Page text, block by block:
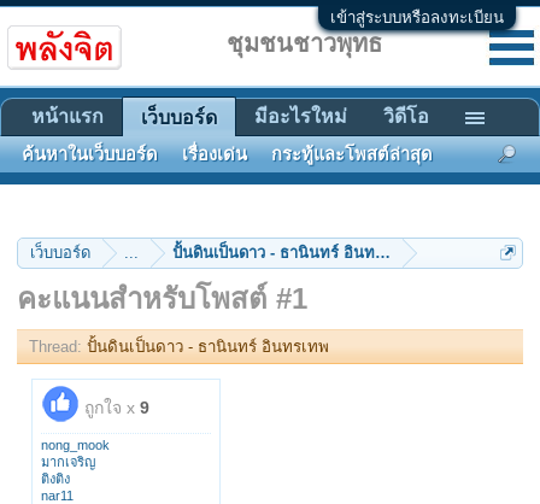
เข้าสู่ระบบหรือลงทะเบียน
เว็บบอร์ด ... ปั้นดินเป็นดาว - ธานินทร์ อินทรเทพ
คะแนนสำหรับโพสต์ #1
Thread: ปั้นดินเป็นดาว - ธานินทร์ อินทรเทพ
ถูกใจ x 9
nong_mook
มากเจริญ
ติงติง
nar11
ชุมชนชาวพุทธ
หน้าแรก เว็บบอร์ด
ค้นหาในเว็บบอร์ด เรื่องเด่น กระทู้และโพสต์ล่าสุด
มีอะไรใหม่ วิดีโอ